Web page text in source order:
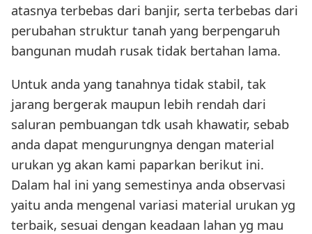
atasnya terbebas dari banjir, serta terbebas dari
perubahan struktur tanah yang berpengaruh
bangunan mudah rusak tidak bertahan lama.
Untuk anda yang tanahnya tidak stabil, tak
jarang bergerak maupun lebih rendah dari
saluran pembuangan tdk usah khawatir, sebab
anda dapat mengurungnya dengan material
urukan yg akan kami paparkan berikut ini.
Dalam hal ini yang semestinya anda observasi
yaitu anda mengenal variasi material urukan yg
terbaik, sesuai dengan keadaan lahan yg mau